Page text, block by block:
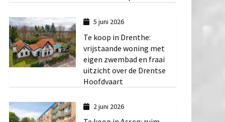
5 juni 2026
Te koop in Drenthe:
vrijstaande woning met
eigen zwembad en fraai
uitzicht over de Drentse
Hoofdvaart
2 juni 2026